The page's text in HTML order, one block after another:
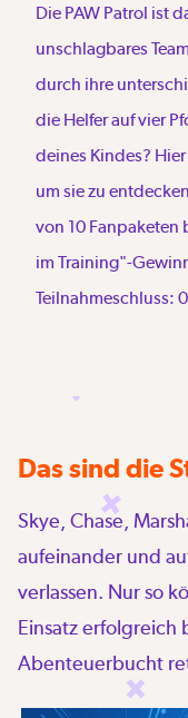
Die PAW Patrol ist
unschlagbares
durch ihre
die Helfer auf vier
deines Kindes?
um sie zu
von 10 Fanpaketen
im Training"-
Teilnahmeschluss:
Das sind die
Skye, Chase,
aufeinander und
verlassen. Nur so
Einsatz
Abenteuerbucht